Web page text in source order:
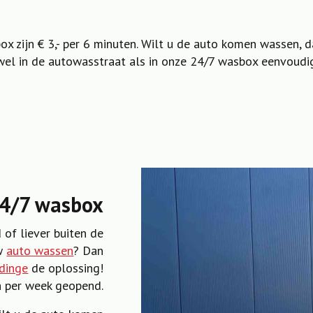
zijn € 3,- per 6 minuten. Wilt u de auto komen wassen,
in de autowasstraat als in onze 24/7 wasbox
7 wasbox
of liever buiten de
auto wassen? Dan
de oplossing!
week geopend.